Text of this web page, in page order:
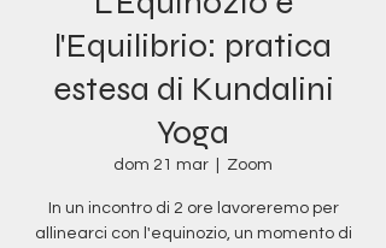
l'Equilibrio: pratica
estesa di Kundalini
Yoga
dom 21 mar Zoom
In un incontro di 2 ore lavoreremo per
allinearci con l'equinozio, un momento di